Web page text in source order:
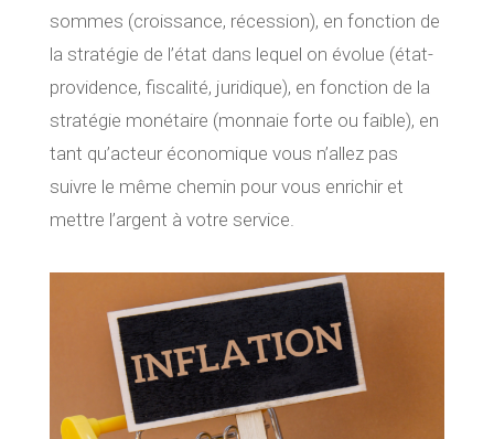
sommes (croissance, récession), en fonction de
la stratégie de l’état dans lequel on évolue (état-
providence, fiscalité, juridique), en fonction de la
stratégie monétaire (monnaie forte ou faible), en
tant qu’acteur économique vous n’allez pas
suivre le même chemin pour vous enrichir et
mettre l’argent à votre service.